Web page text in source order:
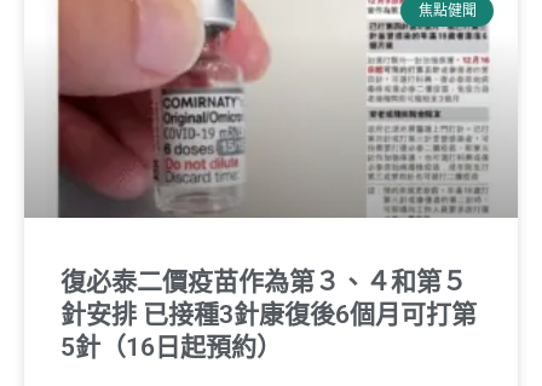
焦點健聞
復必泰二價疫苗作為第３、４和第５
針安排 已接種3針康復後6個月可打第
5針（16日起預約）